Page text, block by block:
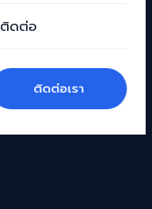
ติดต่อ
ติดต่อเรา